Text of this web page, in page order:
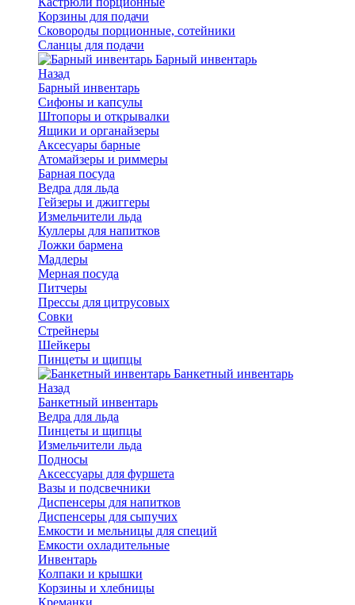
Корзины для подачи
Сковороды порционные, сотейники
Сланцы для подачи
Барный инвентарь
Назад
Барный инвентарь
Сифоны и капсулы
Штопоры и открывалки
Ящики и органайзеры
Аксесуары барные
Атомайзеры и риммеры
Барная посуда
Ведра для льда
Гейзеры и джиггеры
Измельчители льда
Куллеры для напитков
Ложки бармена
Мадлеры
Мерная посуда
Питчеры
Прессы для цитрусовых
Совки
Стрейнеры
Шейкеры
Пинцеты и щипцы
Банкетный инвентарь
Назад
Банкетный инвентарь
Ведра для льда
Пинцеты и щипцы
Измельчители льда
Подносы
Аксессуары для фуршета
Вазы и подсвечники
Диспенсеры для напитков
Диспенсеры для сыпучих
Емкости и мельницы для специй
Емкости охладительные
Инвентарь
Колпаки и крышки
Корзины и хлебницы
Креманки